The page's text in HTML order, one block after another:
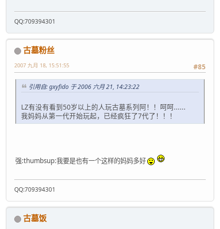
QQ:709394301
古墓粉丝
#85
2007 九月 18, 15:51:55
引用自: gxyfido 于 2006 六月 21, 14:23:22
LZ有没有看到50岁以上的人玩古墓系列阿！！呵呵......
我妈妈从第一代开始玩起，已经疯狂了7代了！！！
强:thumbsup:我要是也有一个这样的妈妈多好
QQ:709394301
古墓饭